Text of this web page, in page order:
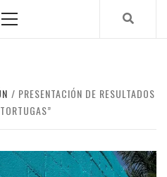
Menu
PRESENTACIÓN DE RESULTADOS